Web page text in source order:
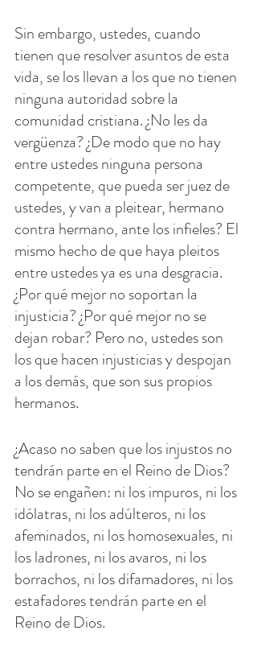
Sin embargo, ustedes, cuando
tienen que resolver asuntos de esta
vida, se los llevan a los que no tienen
ninguna autoridad sobre la
comunidad cristiana. ¿No les da
vergüenza? ¿De modo que no hay
entre ustedes ninguna persona
competente, que pueda ser juez de
ustedes, y van a pleitear, hermano
contra hermano, ante los infieles? El
mismo hecho de que haya pleitos
entre ustedes ya es una desgracia.
¿Por qué mejor no soportan la
injusticia? ¿Por qué mejor no se
dejan robar? Pero no, ustedes son
los que hacen injusticias y despojan
a los demás, que son sus propios
hermanos.
¿Acaso no saben que los injustos no
tendrán parte en el Reino de Dios?
No se engañen: ni los impuros, ni los
idólatras, ni los adúlteros, ni los
afeminados, ni los homosexuales, ni
los ladrones, ni los avaros, ni los
borrachos, ni los difamadores, ni los
estafadores tendrán parte en el
Reino de Dios.